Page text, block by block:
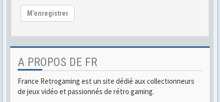
M’enregistrer
A PROPOS DE FR
France Retrogaming est un site dédié aux collectionneurs
de jeux vidéo et passionnés de rétro gaming.